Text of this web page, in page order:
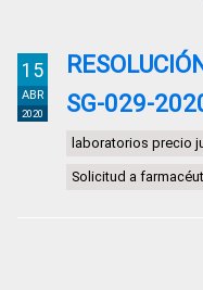
15
ABR
2020
SG-029-
laboratorios precio
Solicitud a